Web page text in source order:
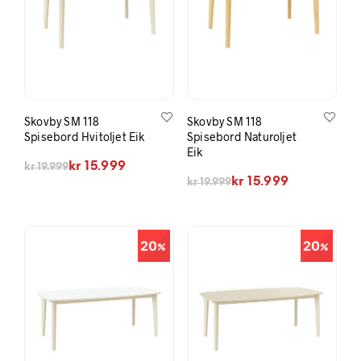
Skovby SM 118
Spisebord Hvitoljet Eik
kr19.999
Opprinnelig pris var: kr 19.999.
kr 15.999
Nåværende pris er: kr 15.999.
Skovby SM 118
Spisebord Naturoljet
Eik
kr19.999
Opprinnelig pris var: kr 19.999.
kr 15.999
Nåværende pris er: kr 15.999.
20 20